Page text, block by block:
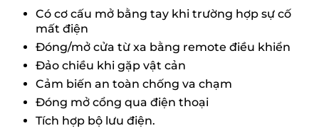
Có cơ cấu mở bằng tay khi trường hợp sự cố
mất điện
Đóng/mở cửa từ xa bằng remote điều khiển
Đảo chiều khi gặp vật cản
Cảm biến an toàn chống va chạm
Đóng mở cổng qua điện thoại
Tích hợp bộ lưu điện.